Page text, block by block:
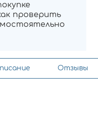
проверить
Отзывы